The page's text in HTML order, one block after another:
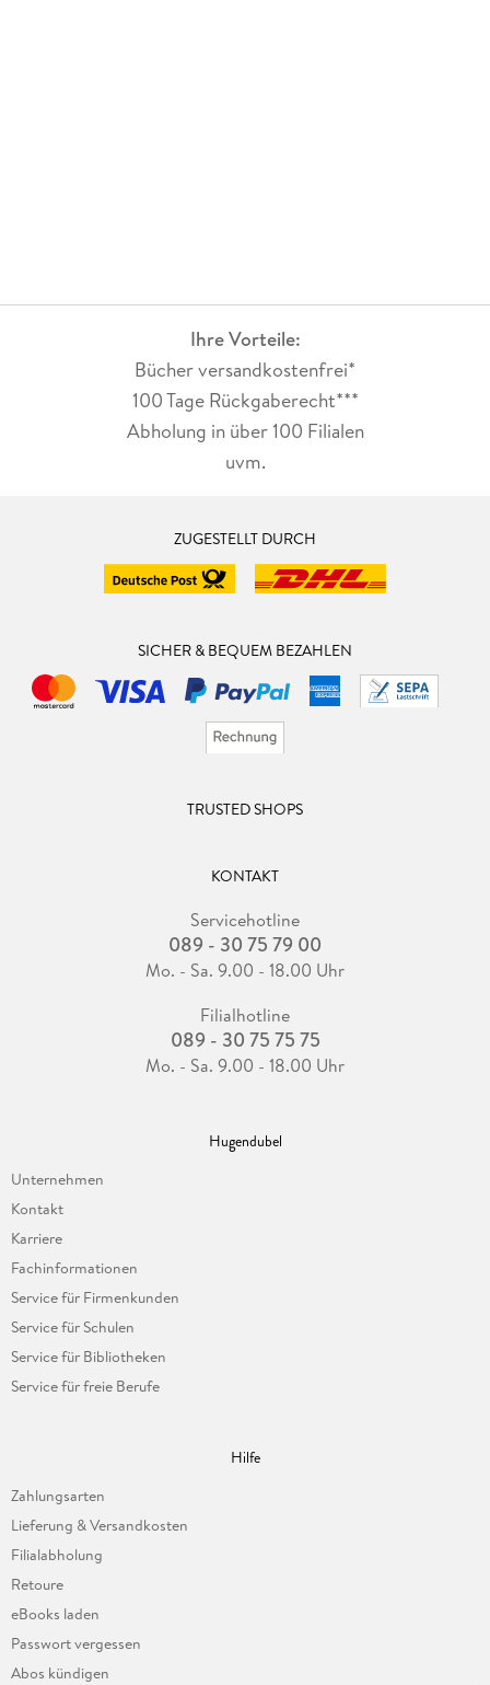
Ihre Vorteile:
Bücher versandkostenfrei*
100 Tage Rückgaberecht***
Abholung in über 100 Filialen
uvm.
ZUGESTELLT DURCH
SICHER & BEQUEM BEZAHLEN
TRUSTED SHOPS
KONTAKT
Servicehotline
089 - 30 75 79 00
Mo. - Sa. 9.00 - 18.00 Uhr
Filialhotline
089 - 30 75 75 75
Mo. - Sa. 9.00 - 18.00 Uhr
Hugendubel
Unternehmen
Kontakt
Karriere
Fachinformationen
Service für Firmenkunden
Service für Schulen
Service für Bibliotheken
Service für freie Berufe
Hilfe
Zahlungsarten
Lieferung & Versandkosten
Filialabholung
Retoure
eBooks laden
Passwort vergessen
Abos kündigen